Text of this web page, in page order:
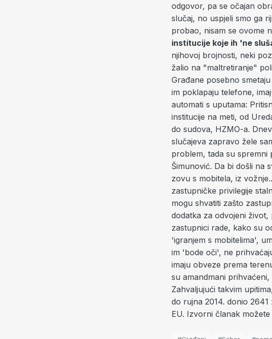
odgovor, pa se očajan
slučaj, no uspjeli smo ga
probao, nisam se ovome
institucije koje ih 'ne
njihovoj brojnosti, neki
žalio na "maltretiranje"
Građane posebno
im poklapaju telefone,
automati s uputama:
institucije na meti, od
do sudova, HZMO-a.
slučajeva zapravo žele
problem, tada su spremni
Šimunović. Da bi došli na
zovu s mobitela, iz
zastupničke privilegije
mogu shvatiti zašto
dodatka za odvojeni
zastupnici rade, kako su
'igranjem s mobitelima',
im 'bode oči', ne
imaju obveze prema
su amandmani
Zahvaljujući takvim
do rujna 2014. donio
EU. Izvorni članak možete